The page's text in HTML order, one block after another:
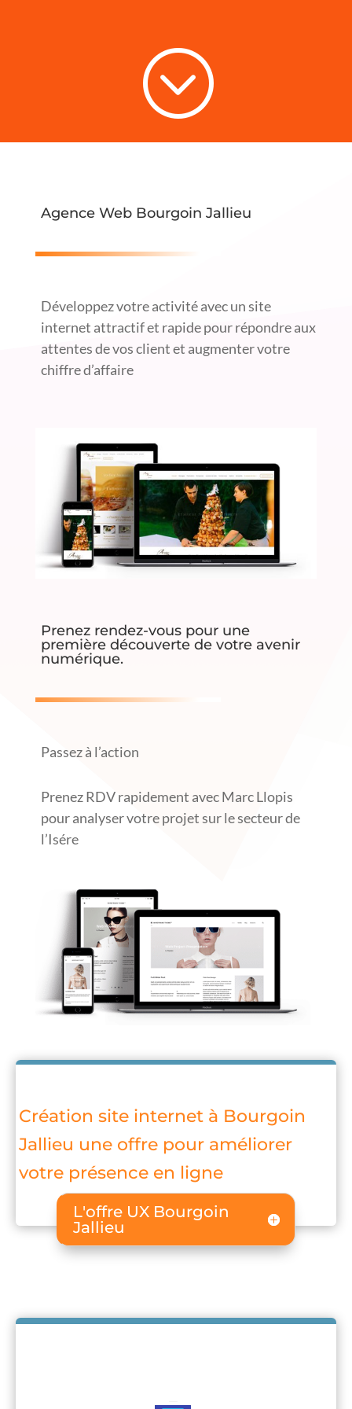
;
Agence Web Bourgoin Jallieu
Développez votre activité avec un site
internet attractif et rapide pour répondre aux
attentes de vos client et augmenter votre
chiffre d’affaire
Prenez rendez-vous pour une
première découverte de votre avenir
numérique.
Passez à l’action
Prenez RDV rapidement avec Marc Llopis
pour analyser votre projet sur le secteur de
l’Isére
Création site internet à Bourgoin
Jallieu une offre pour améliorer
votre présence en ligne
L'offre UX Bourgoin
Jallieu